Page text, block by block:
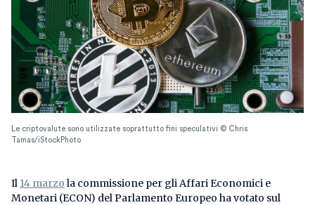
Le criptovalute sono utilizzate soprattutto fini speculativi © Chris
Tamas/iStockPhoto
Il 14 marzola commissione per gli Affari Economici e
Monetari (ECON) del Parlamento Europeo ha votato sul